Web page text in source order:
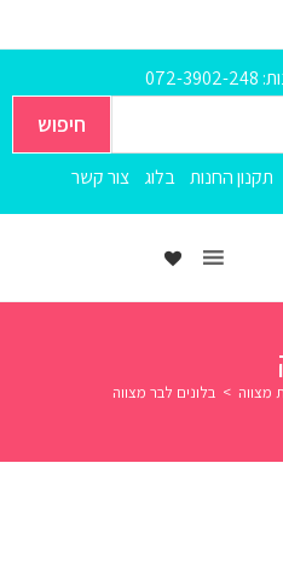
248
חיפוש
תקנון החנות בלוג צור קשר
מצווה > בלונים לבר מצווה